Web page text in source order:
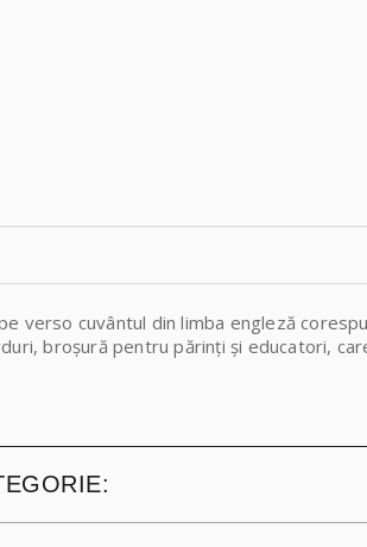
verso cuvântul din limba engleză
broșură pentru părinți și educatori,